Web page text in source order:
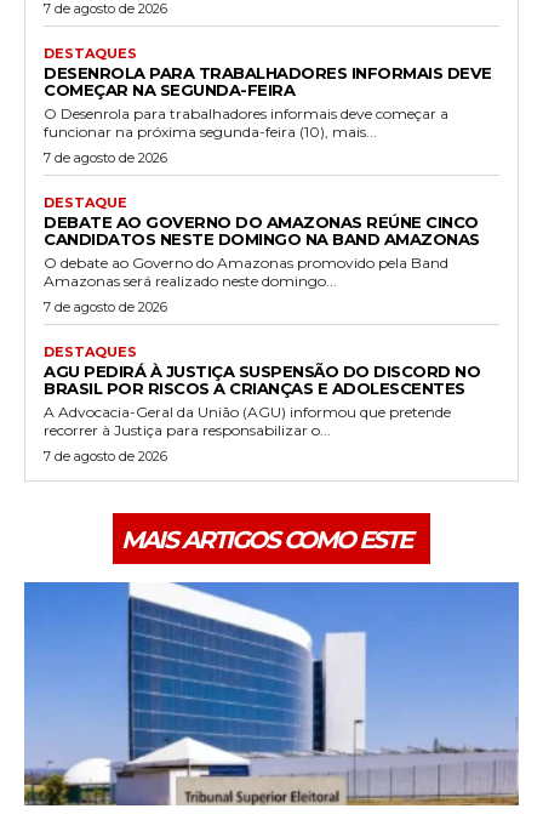
7 de agosto de 2026
DESTAQUES
DESENROLA PARA TRABALHADORES INFORMAIS DEVE
COMEÇAR NA SEGUNDA-FEIRA
O Desenrola para trabalhadores informais deve começar a
funcionar na próxima segunda-feira (10), mais...
7 de agosto de 2026
DESTAQUE
DEBATE AO GOVERNO DO AMAZONAS REÚNE CINCO
CANDIDATOS NESTE DOMINGO NA BAND AMAZONAS
O debate ao Governo do Amazonas promovido pela Band
Amazonas será realizado neste domingo...
7 de agosto de 2026
DESTAQUES
AGU PEDIRÁ À JUSTIÇA SUSPENSÃO DO DISCORD NO
BRASIL POR RISCOS A CRIANÇAS E ADOLESCENTES
A Advocacia-Geral da União (AGU) informou que pretende
recorrer à Justiça para responsabilizar o...
7 de agosto de 2026
MAIS ARTIGOS COMO ESTE